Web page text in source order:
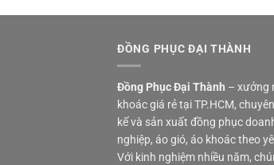
ĐỒNG PHỤC ĐẠI THÀNH
Đồng Phục Đại Thành – xưởng
khoác giá rẻ tại TP.HCM,
kế và sản xuất đồng phục
nghiệp, áo gió, áo khoác theo
Với kinh nghiệm nhiều năm,